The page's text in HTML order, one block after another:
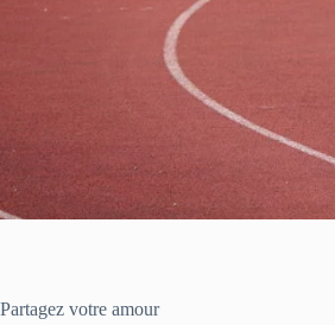
Partagez votre amour